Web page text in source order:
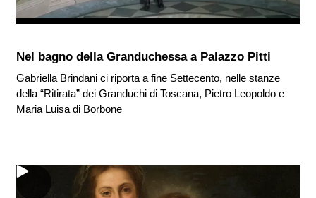
Nel bagno della Granduchessa a Palazzo Pitti
Gabriella Brindani ci riporta a fine Settecento, nelle stanze
della “Ritirata” dei Granduchi di Toscana, Pietro Leopoldo e
Maria Luisa di Borbone